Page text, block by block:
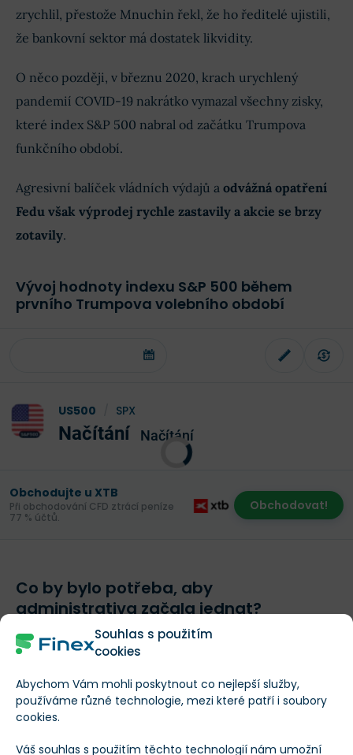
Souhlas s použitím
cookies
Abychom Vám mohli poskytnout co nejlepší služby,
používáme různé technologie, mezi které patří i soubory
cookies.
Váš souhlas s použitím těchto technologií nám umožní
zrychlil, přestože Mnuchin řekl, že ho ředitelé ujistili,
že bankovní sektor má dostatek likvidity.
O něco později, v březnu 2020, krach urychlený
pandemií COVID-19 nakrátko vymazal všechny zisky,
které index S&P 500 nabral od začátku Trumpova
funkčního období.
Agresivní balíček vládních výdajů a odvážná opatření
Fedu však výprodej rychle zastavily a akcie se brzy
zotavily.
Vývoj hodnoty indexu S&P 500 během
prvního Trumpova volebního období
US500 SPX
Načítání Načítání
Obchodujte u XTB
Při obchodování CFD ztrácí peníze
77 % účtů.
Obchodovat!
Co by bylo potřeba, aby
administrativa začala jednat?
Ačkoli je možná příliš brzy na spekulace, protože
lze očekávat, že by index S&P 500 musel klesnout
alespoň o 10 % ze své současné úrovně
jeho tým inspiroval k jednání.